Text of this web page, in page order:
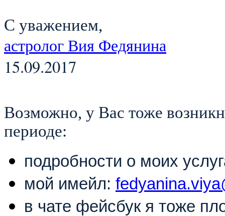
С уважением,
астролог Вия Федянина
15.09.2017
Возможно, у Вас тоже
периоде:
подробности о моих
мой имейл:
в чате фейсбук я тоже